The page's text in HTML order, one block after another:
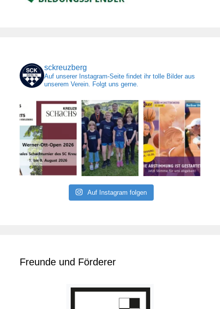
sckreuzberg
Auf unserer Instagram-Seite findet ihr tolle Bilder aus
unserem Verein. Folgt uns gerne.
Auf Instagram folgen
Freunde und Förderer